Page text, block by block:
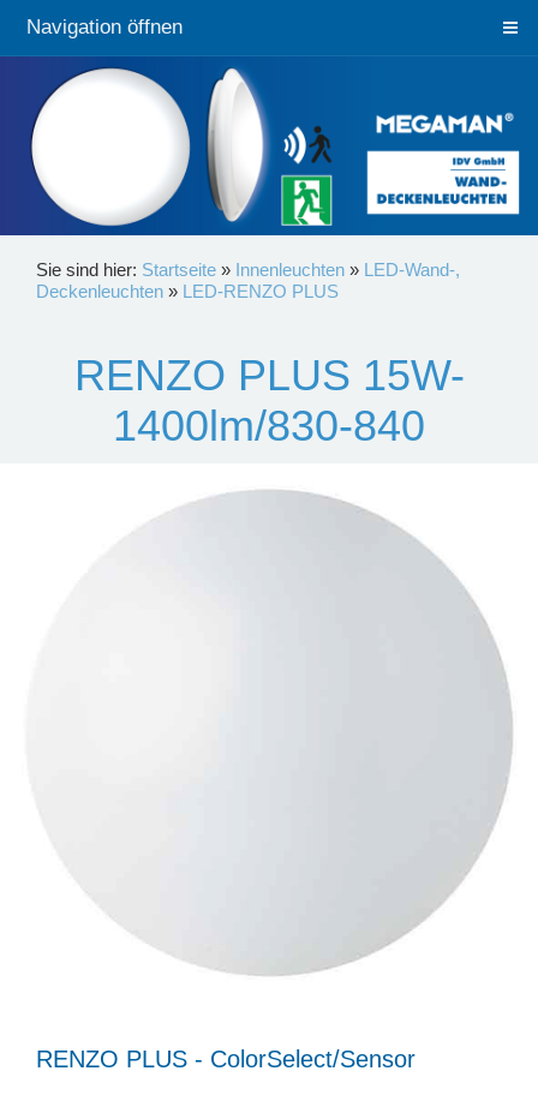
Navigation öffnen
Sie sind hier: Startseite » Innenleuchten » LED-Wand-,
Deckenleuchten » LED-RENZO PLUS
RENZO PLUS 15W-
1400lm/830-840
RENZO PLUS - ColorSelect/Sensor